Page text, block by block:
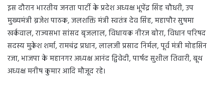
इस दौरान भारतीय जनता पार्टी के प्रदेश अध्यक्ष भूपेंद्र सिंह चौधरी, उप
मुख्यमंत्री ब्रजेश पाठक, जलशक्ति मंत्री स्वतंत्र देव सिंह, महापौर सुषमा
खर्कवाल, राज्यसभा सांसद बृजलाल, विधायक नीरज बोरा, विधान परिषद
सदस्य मुकेश शर्मा, रामचंद्र प्रधान, लालजी प्रसाद निर्मल, पूर्व मंत्री मोहसिन
रजा, भाजपा के महानगर अध्यक्ष आनंद द्विवेदी, पार्षद सुशील तिवारी, बूथ
अध्यक्ष मनीष कुमार आदि मौजूद रहे।